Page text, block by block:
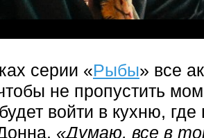
серии «Рыбы» все
не пропустить
войти в кухню, где
«Думаю, все в